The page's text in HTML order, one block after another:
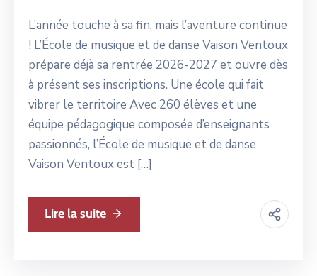
L’année touche à sa fin, mais l’aventure continue
! L’École de musique et de danse Vaison Ventoux
prépare déjà sa rentrée 2026-2027 et ouvre dès
à présent ses inscriptions. Une école qui fait
vibrer le territoire Avec 260 élèves et une
équipe pédagogique composée d’enseignants
passionnés, l’École de musique et de danse
Vaison Ventoux est […]
Lire la suite